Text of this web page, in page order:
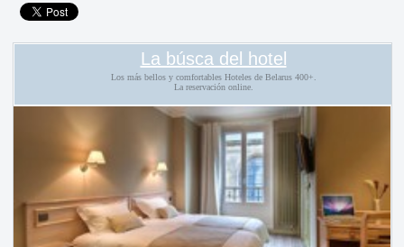
La búsca del hotel
Los más bellos y comfortables Hoteles de Belarus 400+.
La reservación online.